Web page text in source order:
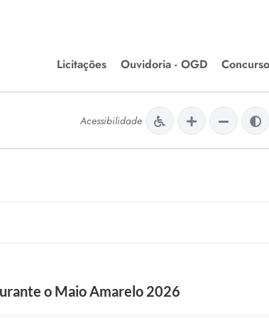
Licitações
Editais de Licitações
Chamamentos Públicos
Ouvidoria - OGD
Meio Ambiente
Acessibilidade
o Maio Amarelo 2026